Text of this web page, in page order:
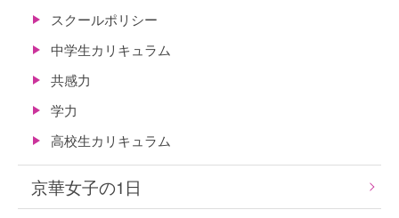
スクールポリシー
中学生カリキュラム
共感力
学力
高校生カリキュラム
京華女子の1日